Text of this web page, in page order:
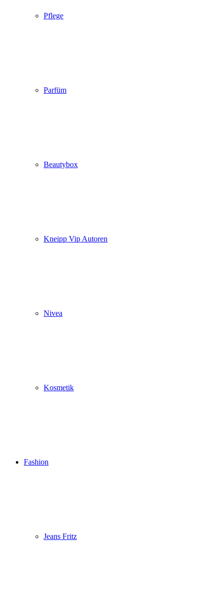
Pflege
Parfüm
Beautybox
Kneipp Vip Autoren
Nivea
Kosmetik
Fashion
Jeans Fritz